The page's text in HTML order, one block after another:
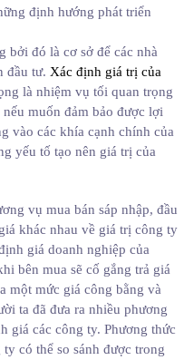
định hướng phát triển
bởi đó là cơ sở để các nhà
đầu tư. Xác định giá trị của
là nhiệm vụ tối quan trọng
muốn đảm bảo được lợi
vào các khía cạnh chính của
yếu tố tạo nên giá trị của
vụ mua bán sáp nhập, đầu
khác nhau về giá trị công ty
giá doanh nghiệp của
bên mua sẽ cố gắng trả giá
một mức giá công bằng và
ta đã đưa ra nhiều phương
giá các công ty. Phương thức
có thể so sánh được trong